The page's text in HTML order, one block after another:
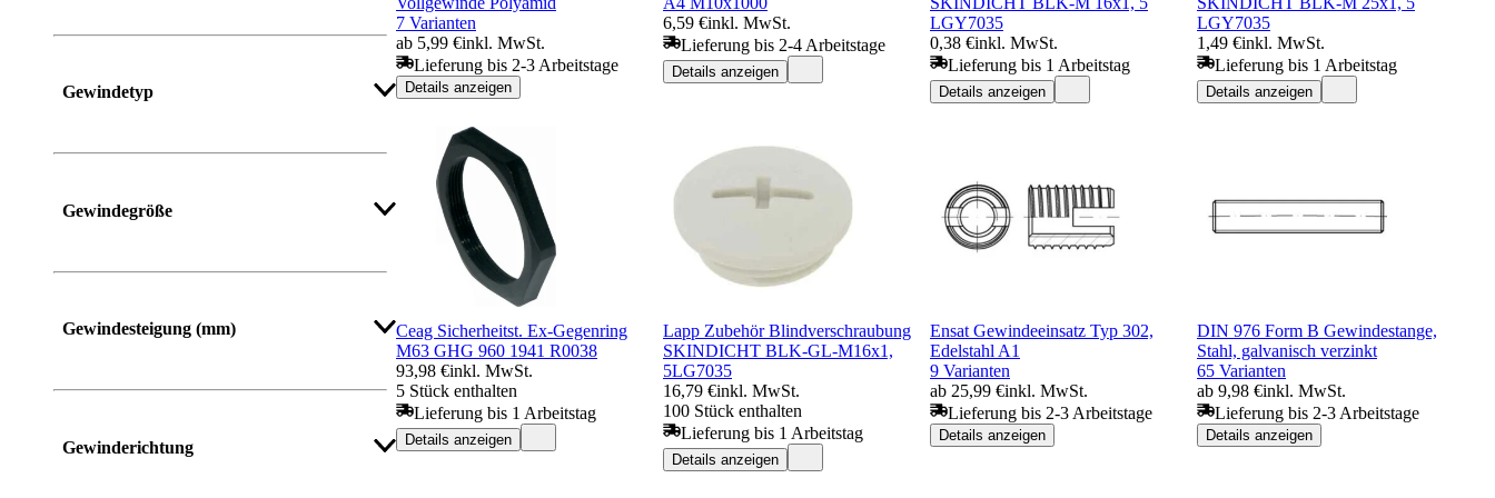
Gewindetyp
Gewindegröße
Gewindesteigung (mm)
Gewinderichtung
7 Varianten
ab 5,99 €inkl. MwSt.
Lieferung bis 2-3 Arbeitstage
Details anzeigen
6,59 €inkl. MwSt.
Lieferung bis 2-4 Arbeitstage
Details anzeigen
LGY7035
0,38 €inkl. MwSt.
Lieferung bis 1 Arbeitstag
Details anzeigen
LGY7035
1,49 €inkl. MwSt.
Lieferung bis 1 Arbeitstag
Details anzeigen
Ceag Sicherheitst. Ex-Gegenring
M63 GHG 960 1941 R0038
93,98 €inkl. MwSt.
5 Stück enthalten
Lieferung bis 1 Arbeitstag
Details anzeigen
Lapp Zubehör Blindverschraubung
SKINDICHT BLK-GL-M16x1,
5LG7035
16,79 €inkl. MwSt.
100 Stück enthalten
Lieferung bis 1 Arbeitstag
Details anzeigen
Ensat Gewindeeinsatz Typ 302,
Edelstahl A1
9 Varianten
ab 25,99 €inkl. MwSt.
Lieferung bis 2-3 Arbeitstage
Details anzeigen
DIN 976 Form B Gewindestange,
Stahl, galvanisch verzinkt
65 Varianten
ab 9,98 €inkl. MwSt.
Lieferung bis 2-3 Arbeitstage
Details anzeigen